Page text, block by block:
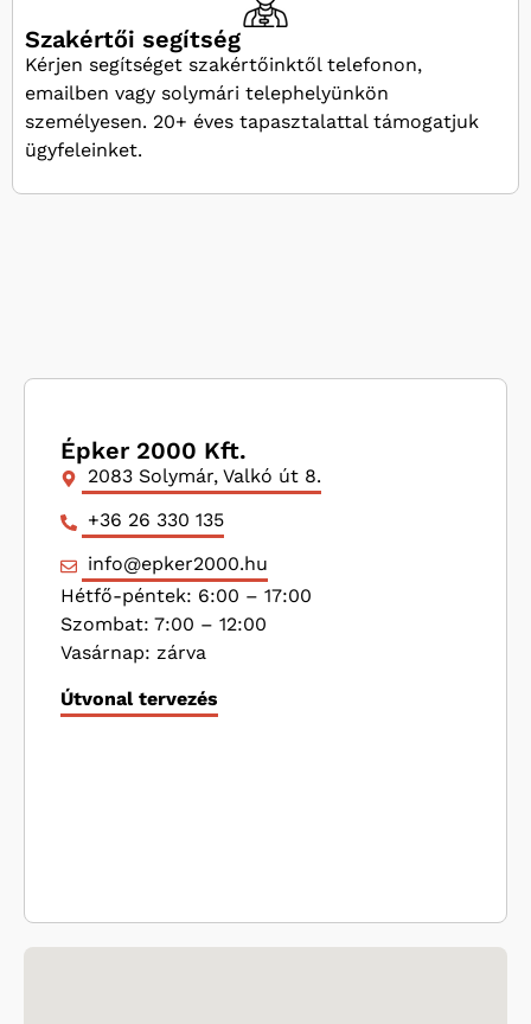
Szakértői segítség
Kérjen segítséget szakértőinktől telefonon,
emailben vagy solymári telephelyünkön
személyesen. 20+ éves tapasztalattal támogatjuk
ügyfeleinket.
Épker 2000 Kft.
2083 Solymár, Valkó út 8.
+36 26 330 135
info@epker2000.hu
Hétfő-péntek: 6:00 – 17:00
Szombat: 7:00 – 12:00
Vasárnap: zárva
Útvonal tervezés